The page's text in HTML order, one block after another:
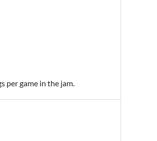
per game in the jam.